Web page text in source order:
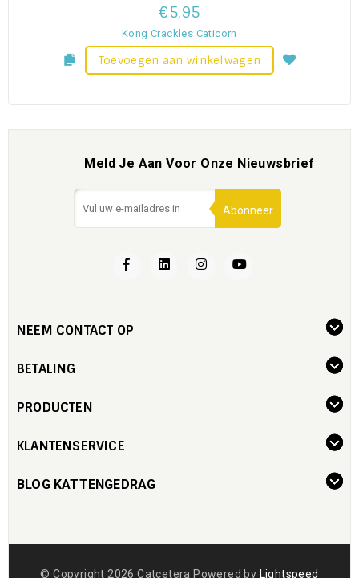
€5,95
Kong Crackles Caticorn
Toevoegen aan winkelwagen
Meld Je Aan Voor Onze Nieuwsbrief
Abonneer
NEEM CONTACT OP
BETALING
PRODUCTEN
KLANTENSERVICE
BLOG KATTENGEDRAG
© Copyright 2026 Catcetera Powered by Lightspeed